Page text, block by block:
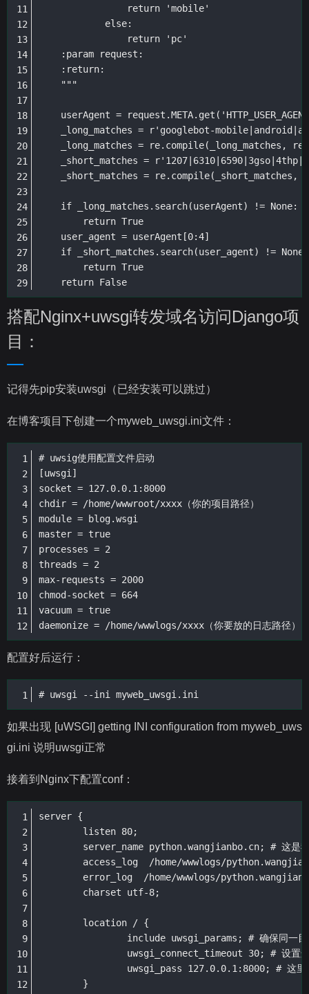
return 'mobile'
else:
return 'pc'
:param request:
:return:
"""
userAgent =
_long_matches = r'googlebot-
_long_matches = re.compile(_long_matches,
_short_matches =
_short_matches = re.compile(_short_matches,
if _long_matches.search(userAgent) != None:
return True
user_agent = userAgent[0:4]
if _short_matches.search(user_agent) != None:
return True
return False
搭配Nginx+uwsgi转发域名访问Django项
目：
记得先pip安装uwsgi（已经安装可以跳过）
在博客项目下创建一个myweb_uwsgi.ini文件：
# uwsig使用配置文件启动
[uwsgi]
socket = 127.0.0.1:8000
chdir = /home/wwwroot/xxxx（你的项目路径）
module = blog.wsgi
master = true
processes = 2
threads = 2
max-requests = 2000
chmod-socket = 664
vacuum = true
daemonize = /home/wwwlogs/xxxx（你要放的日志路径）
配置好后运行：
# uwsgi --ini myweb_uwsgi.ini
如果出现 [uWSGI] getting INI configuration from myweb_uws
gi.ini 说明uwsgi正常
接着到Nginx下配置conf：
server {